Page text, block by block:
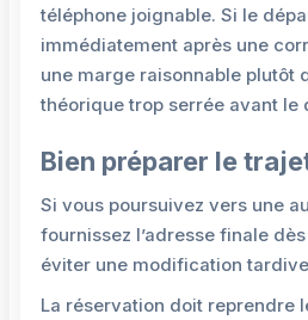
téléphone joignable. Si le
immédiatement après une
une marge raisonnable plutôt
théorique trop serrée avant le
Bien préparer le
Si vous poursuivez vers une
fournissez l’adresse finale
éviter une modification
La réservation doit reprendre